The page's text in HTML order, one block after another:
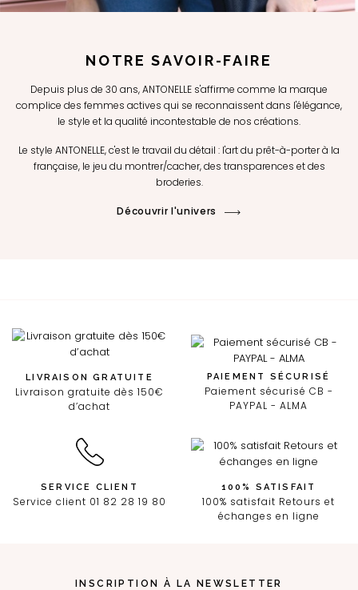
NOTRE SAVOIR-FAIRE
Depuis plus de 30 ans, ANTONELLE s'affirme comme la marque
complice des femmes actives qui se reconnaissent dans l'élégance,
le style et la qualité incontestable de nos créations.
Le style ANTONELLE, c'est le travail du détail : l'art du prêt-à-porter à la
française, le jeu du montrer/cacher, des transparences et des
broderies.
Découvrir l'univers
LIVRAISON GRATUITE
Livraison gratuite dès 150€
d’achat
PAIEMENT SÉCURISÉ
Paiement sécurisé CB -
PAYPAL - ALMA
SERVICE CLIENT
Service client 01 82 28 19 80
100% SATISFAIT
100% satisfait Retours et
échanges en ligne
INSCRIPTION À LA NEWSLETTER